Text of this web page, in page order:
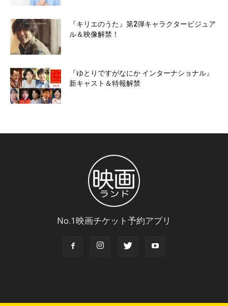
『キリエのうた』第2弾キャラクタービジュア
ル＆映像解禁！
『ゆとりですがなにか インターナショナル』
新キャスト＆特報解禁
No.1映画チケット予約アプリ